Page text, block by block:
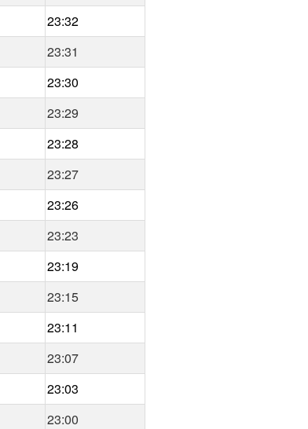
23:32
23:31
23:30
23:29
23:28
23:27
23:26
23:23
23:19
23:15
23:11
23:07
23:03
23:00